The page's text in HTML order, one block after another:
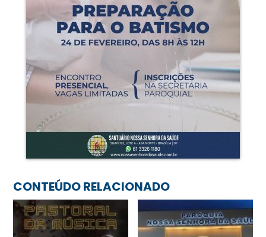
CONTEÚDO RELACIONADO